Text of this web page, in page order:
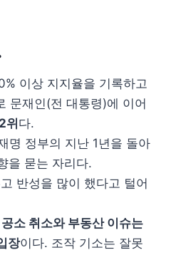
이상 지지율을 기록하고
문재인(전 대통령)에 이어
위 다.
명 정부의 지난 1년을 돌아
을 묻는 자리다.
반성을 많이 했다고 털어
소 취소와 부동산 이슈는
장이다. 조작 기소는 잘못